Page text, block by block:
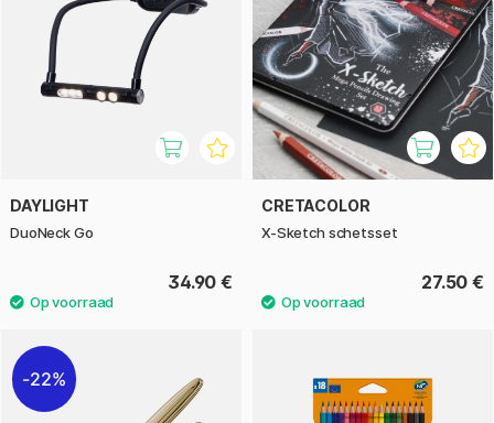
DAYLIGHT
DuoNeck Go
34.90 €
CRETACOLOR
X-Sketch schetsset
27.50 €
22%